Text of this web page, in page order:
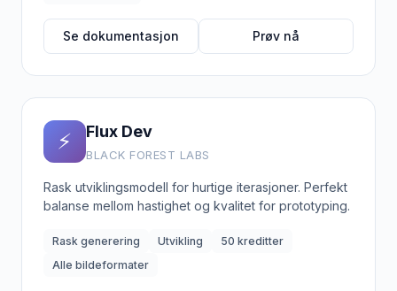
Se dokumentasjon Prøv nå
⚡ Flux Dev
BLACK FOREST LABS
Rask utviklingsmodell for hurtige iterasjoner. Perfekt
balanse mellom hastighet og kvalitet for prototyping.
Rask generering Utvikling
50 kreditter
Alle bildeformater